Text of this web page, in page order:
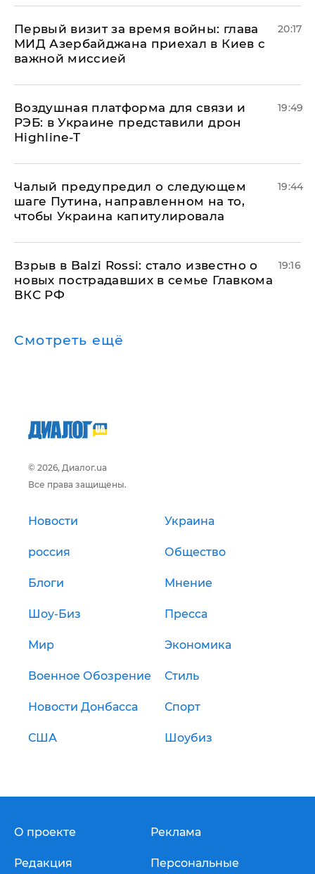
Первый визит за время войны: глава
МИД Азербайджана приехал в Киев с
важной миссией
20:17
Воздушная платформа для связи и
РЭБ: в Украине представили дрон
Highline-T
19:49
Чалый предупредил о следующем
шаге Путина, направленном на то,
чтобы Украина капитулировала
19:44
Взрыв в Balzi Rossi: стало известно о
новых пострадавших в семье Главкома
ВКС РФ
19:16
Смотреть ещё
© 2026, Диалог.ua
Все права защищены.
Новости Украина
россия Общество
Блоги Мнение
Шоу-Биз Пресса
Мир Экономика
Военное Обозрение Стиль
Новости Донбасса Спорт
США Шоубиз
О проекте
Редакция
Реклама
Персональные